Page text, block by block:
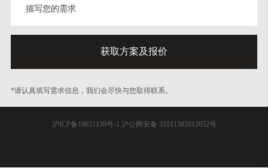
*请认真填写需求信息，我们会尽快与您取得联系。
沪ICP备19021139号-1 沪公网安备 31011502012052号